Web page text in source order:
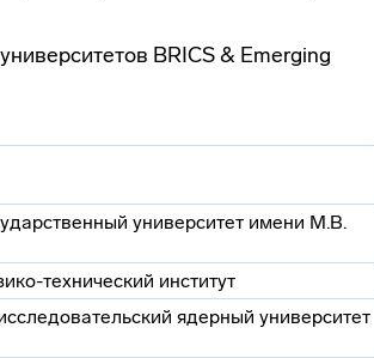
BRICS & Emerging
университет имени М.В.
технический институт
ядерный университет